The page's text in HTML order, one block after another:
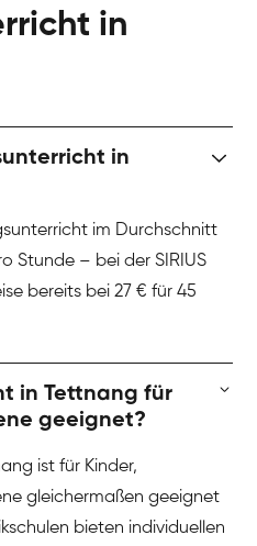
in
in
im Durchschnitt
Stunde – bei der SIRIUS
bereits bei 27 € für 45
in Tettnang für
geeignet?
ist für Kinder,
gleichermaßen geeignet
bieten individuellen